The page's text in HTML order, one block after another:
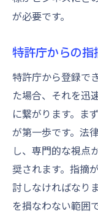
が必要です。
特許庁からの
特許庁から登録で
た場合、それを迅
に繋がります。ま
が第一歩です。法
し、専門的な視点
奨されます。指摘
討しなければなり
を損なわない範囲